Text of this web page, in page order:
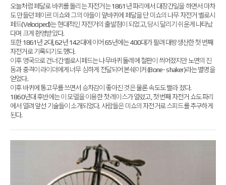
오늘처럼 페달로 바퀴를 돌리는 자전거는 1861년 파리에서 대장간일을 하면서 마차
도 만들던 페이르 미쇼와 그의 아들이 앞바퀴에 페달을 단 미쇼의 나무 자전거 벨로시
페드(Velociped)는 현대적인 자전거의 출발점이 되었고, 당시 달리기 쉬운게 나타났
다며 크게 환영받았다.
또한 1861년 2대, 62년 142대에 이어 65년에는 400대가 팔려 대량생산한 첫 번째
자전거로 기록되기도 했다.
이후 영국으로 건너간 벨로시페드는 나무바퀴 둘레에 철판이 씌어졌지만 노면의 진
동과 충격이 라이더에게 너무 심하게 전달되어 본쉐이커 (Bone- shaker)라는 별명을
얻었다.
이후 바퀴에 통고무를 쓰면서 승차감이 좋아진 것은 물론 속도도 빨라 졌다.
1860년대 후반에는 이 모델을 이용한 첫 레이스가 열렸고, 첫 번째 자전거 쇼도 파리
에서 열려 앞선 기술들이 소개되었다. 사람들은 미쇼의 자전거로 스피드를 추구하게
된다.